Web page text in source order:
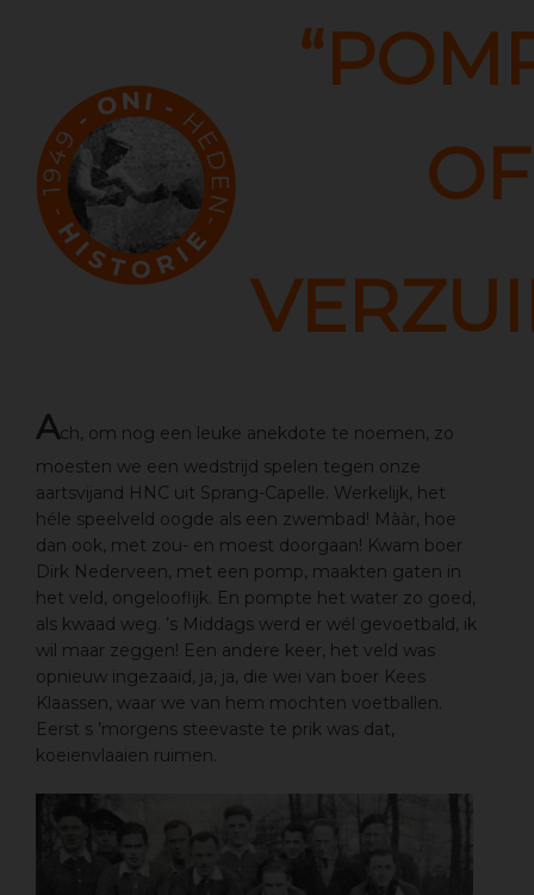
OF
Ach, om nog een leuke anekdote te noemen, zo
moesten we een wedstrijd spelen tegen onze
aartsvijand HNC uit Sprang-Capelle. Werkelijk, het
héle speelveld oogde als een zwembad! Mààr, hoe
dan ook, met zou- en moest doorgaan! Kwam boer
Dirk Nederveen, met een pomp, maakten gaten in
het veld, ongelooflijk. En pompte het water zo goed,
als kwaad weg. ’s Middags werd er wél gevoetbald, ik
wil maar zeggen! Een andere keer, het veld was
opnieuw ingezaaid, ja, ja, die wei van boer Kees
Klaassen, waar we van hem mochten voetballen.
Eerst s ’morgens steevaste te prik was dat,
koeienvlaaien ruimen.